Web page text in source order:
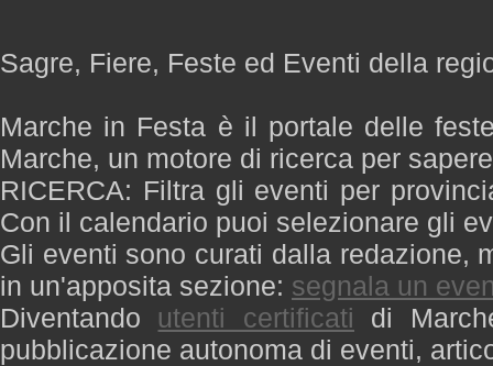
Sagre, Fiere, Feste ed Eventi della
Marche in Festa è il portale delle
Marche, un motore di ricerca per
RICERCA: Filtra gli eventi per
Con il calendario puoi selezionare gli
Gli eventi sono curati dalla redazione,
in un'apposita sezione: segnala un
Diventando utenti certificati di
pubblicazione autonoma di eventi,